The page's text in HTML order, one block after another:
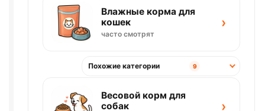
Влажные корма для
кошек
часто смотрят
›
Похожие категории 9
Весовой корм для
собак
›